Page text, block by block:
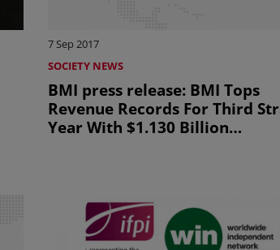
7 Sep 2017
SOCIETY NEWS
BMI press release: BMI Tops
Revenue Records For Third
Year With $1.130 Billion